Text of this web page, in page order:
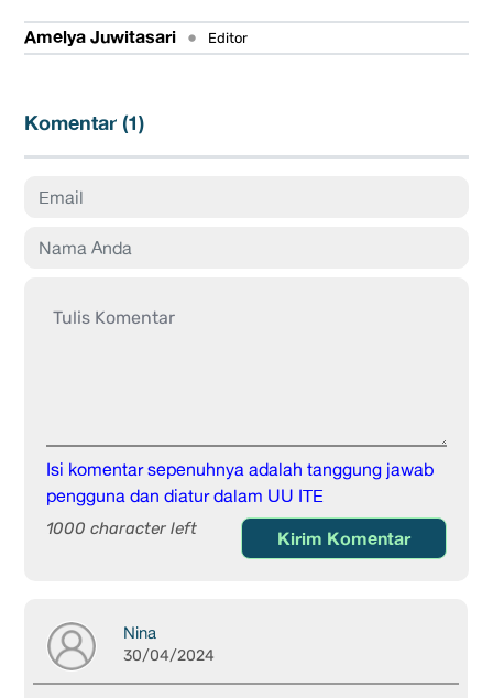
Amelya Juwitasari • Editor
Komentar (1)
Isi komentar sepenuhnya adalah tanggung jawab
pengguna dan diatur dalam UU ITE
1000 character left Kirim Komentar
Nina
30/04/2024